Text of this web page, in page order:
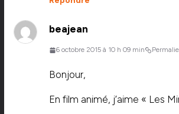
beajean
6 octobre 2015 à 10 h 09 min
Bonjour,
En film animé, j’aime « Les